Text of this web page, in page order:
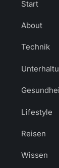
Start
About
Technik
Lifestyle
Reisen
Wissen